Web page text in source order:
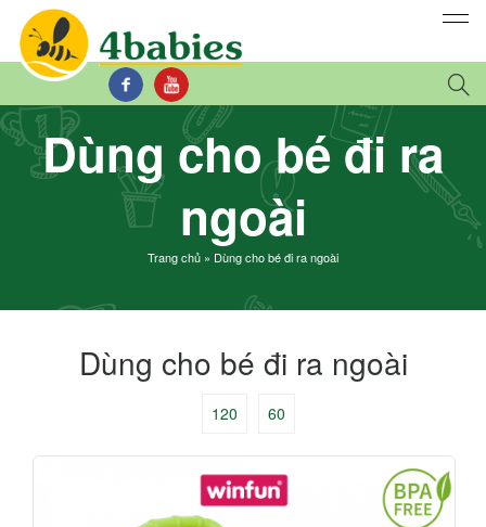
Dùng cho bé đi ra
ngoài
Trang chủ » Dùng cho bé đi ra ngoài
Dùng cho bé đi ra ngoài
120 60